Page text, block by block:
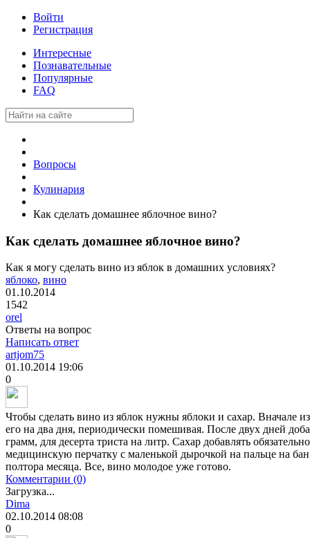
Войти
Регистрация
Интересные
Познавательные
Популярные
FAQ
Вопросы
Кулинария
Как сделать домашнее яблочное вино?
Как сделать домашнее яблочное вино?
Как я могу сделать вино из яблок в домашних условиях?
яблоко, вино
01.10.2014
1542
orel
Ответы на вопрос
Написать ответ
artjom75
01.10.2014 19:06
0
Чтобы сделать вино из яблок нужны яблоки и сахар. Вначале
его на два дня, периодически помешивая. После двух дней
грамм, для десерта триста на литр. Сахар добавлять
медицинскую перчатку с маленькой дырочкой на пальце на
полтора месяца. Все, вино молодое уже готово.
Комментарии (0)
Загрузка...
Dima
02.10.2014 08:08
0